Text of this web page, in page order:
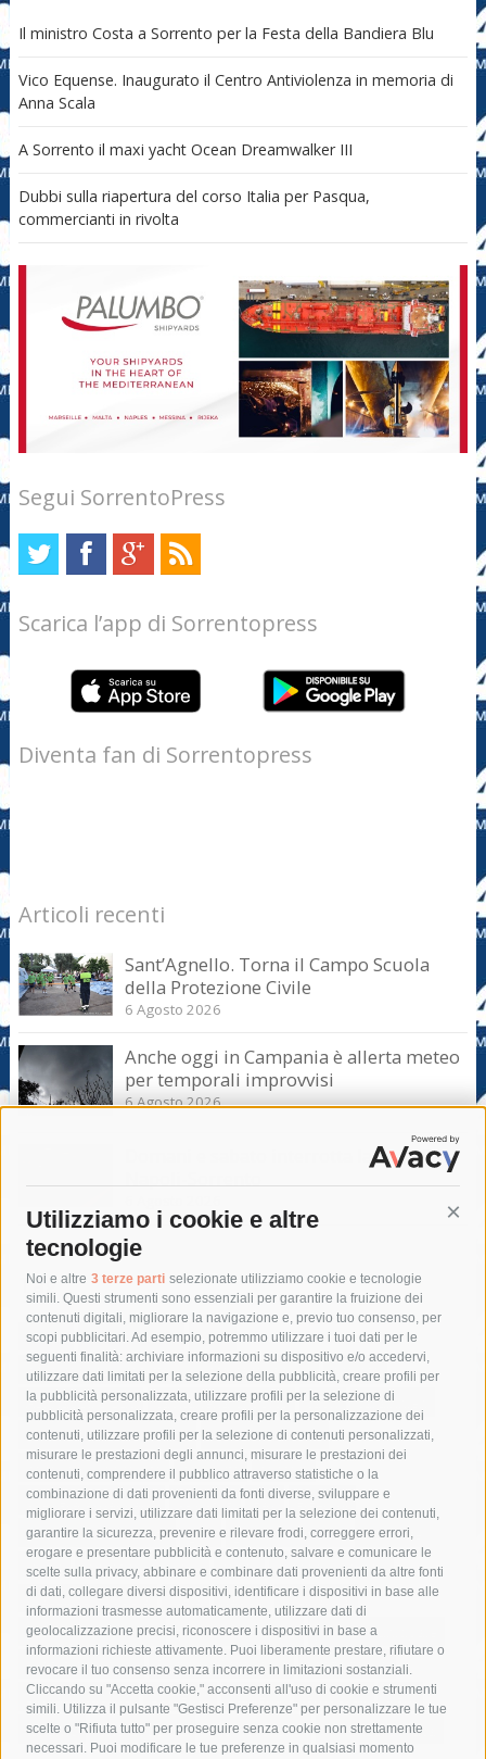
Utilizziamo i cookie e altre
tecnologie
Noi e altre 3 terze parti selezionate utilizziamo cookie e tecnologie
simili. Questi strumenti sono essenziali per garantire la fruizione dei
contenuti digitali, migliorare la navigazione e, previo tuo consenso, per
scopi pubblicitari. Ad esempio, potremmo utilizzare i tuoi dati per le
seguenti finalità: archiviare informazioni su dispositivo e/o accedervi,
utilizzare dati limitati per la selezione della pubblicità, creare profili per
la pubblicità personalizzata, utilizzare profili per la selezione di
pubblicità personalizzata, creare profili per la personalizzazione dei
contenuti, utilizzare profili per la selezione di contenuti personalizzati,
misurare le prestazioni degli annunci, misurare le prestazioni dei
contenuti, comprendere il pubblico attraverso statistiche o la
combinazione di dati provenienti da fonti diverse, sviluppare e
migliorare i servizi, utilizzare dati limitati per la selezione dei contenuti,
garantire la sicurezza, prevenire e rilevare frodi, correggere errori,
erogare e presentare pubblicità e contenuto, salvare e comunicare le
scelte sulla privacy, abbinare e combinare dati provenienti da altre fonti
di dati, collegare diversi dispositivi, identificare i dispositivi in base alle
informazioni trasmesse automaticamente, utilizzare dati di
geolocalizzazione precisi, riconoscere i dispositivi in base a
informazioni richieste attivamente. Puoi liberamente prestare, rifiutare o
revocare il tuo consenso senza incorrere in limitazioni sostanziali.
Cliccando su "Accetta cookie," acconsenti all'uso di cookie e strumenti
simili. Utilizza il pulsante "Gestisci Preferenze" per personalizzare le tue
scelte o "Rifiuta tutto" per proseguire senza cookie non strettamente
necessari. Puoi modificare le tue preferenze in qualsiasi momento
Il ministro Costa a Sorrento per la Festa della Bandiera Blu
Vico Equense. Inaugurato il Centro Antiviolenza in memoria di
Anna Scala
A Sorrento il maxi yacht Ocean Dreamwalker III
Dubbi sulla riapertura del corso Italia per Pasqua,
commercianti in rivolta
Segui SorrentoPress
Scarica l’app di Sorrentopress
Diventa fan di Sorrentopress
Articoli recenti
Sant’Agnello. Torna il Campo Scuola
della Protezione Civile
6 Agosto 2026
Anche oggi in Campania è allerta meteo
per temporali improvvisi
6 Agosto 2026
Domani e sabato interrotta la linea Eav
Tag
acqua allerta meteo
anas
area marina protetta di punta campanella
arresto
Asl Napoli 3 sud
capitaneria di porto capri
carabinieri
castellammare di stabia
circumvesuviana
comune di sorrento
concerto
contagi
costiera amalfitana
covid-19 eav
elezioni
fondazione sorrento
gori guardia costiera
incidente
lavori
lorenzo balducelli mare
massa lubrense
massimo coppola
Meta napoli
ordinanza
penisola sorrentina
piano di sorrento
polizia municipale
protezione civile
Regione Campania
sant'agnello
sindaco cuomo
sorrento studenti temporali
treni
turismo
Vico Equense villa fiorentino vincenzo de luca